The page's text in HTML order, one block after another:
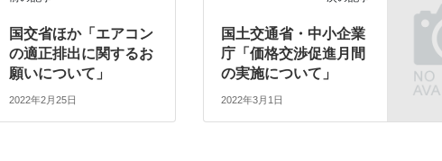
国交省ほか「エアコン
の適正排出に関するお
願いについて」
2022年2月25日
国土交通省・中小企業
庁「価格交渉促進月間
の実施について」
2022年3月1日